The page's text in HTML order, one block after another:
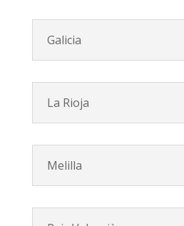
Galicia
La Rioja
Melilla